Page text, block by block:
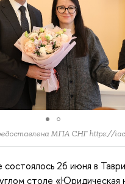
МПА СНГ https://
26 июня в
столе «Юридическая